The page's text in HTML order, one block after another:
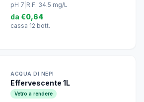
pH 7 R.F. 34.5 mg/L
da €0,64
cassa 12 bott.
ACQUA DI NEPI
Effervescente 1L
Vetro a rendere